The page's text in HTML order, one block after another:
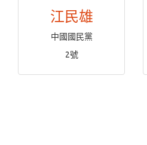
江民雄
中國國民黨
2號